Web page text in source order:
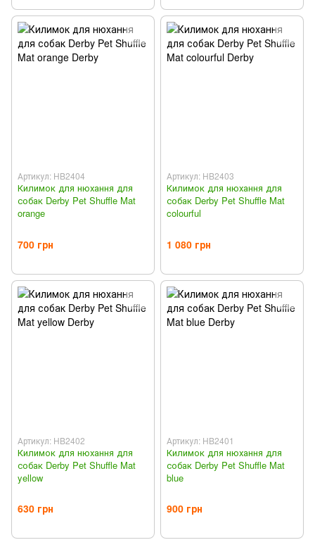
Артикул: HB2404
Килимок для нюхання для
собак Derby Pet Shuffle Mat
orange
700 грн
Артикул: HB2403
Килимок для нюхання для
собак Derby Pet Shuffle Mat
colourful
1 080 грн
Артикул: HB2402
Килимок для нюхання для
собак Derby Pet Shuffle Mat
yellow
630 грн
Артикул: HB2401
Килимок для нюхання для
собак Derby Pet Shuffle Mat
blue
900 грн